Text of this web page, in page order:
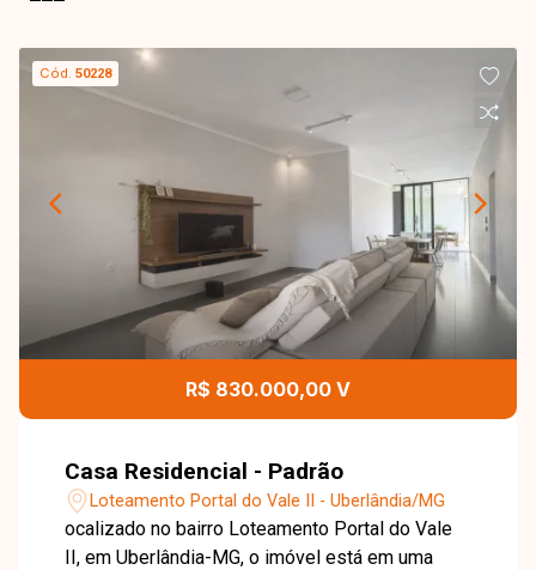
Cód.50228
R$ 830.000,00 V
Casa Residencial - Padrão
Loteamento Portal do Vale II - Uberlândia/MG
ocalizado no bairro Loteamento Portal do Vale
II, em Uberlândia-MG, o imóvel está em uma